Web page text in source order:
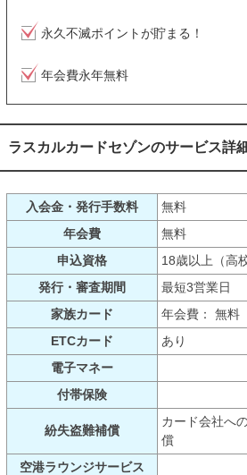
永久不滅ポイントが貯まる！
年会費永年無料
ラスカルカードセゾンのサービス詳
入会金・発行手数料
無料
年会費
無料
申込資格
18歳以上（高
発行・審査期間
最短3営業日
家族カード
年会費： 無料
ETCカード
あり
電子マネー
付帯保険
紛失盗難補償
カード会社へ
償
空港ラウンジサービス